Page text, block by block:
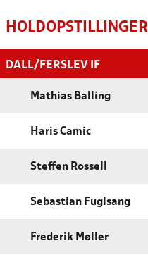
HOLDOPSTILLINGER
DALL/FERSLEV IF
Mathias Balling
Haris Camic
Steffen Rossell
Sebastian Fuglsang
Frederik Møller